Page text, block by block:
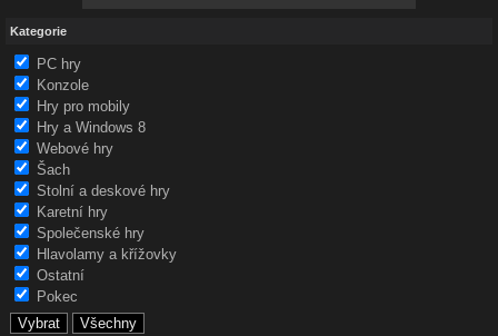
Kategorie
PC hry
Konzole
Hry pro mobily
Hry a Windows 8
Webové hry
Šach
Stolní a deskové hry
Karetní hry
Společenské hry
Hlavolamy a křížovky
Ostatní
Pokec